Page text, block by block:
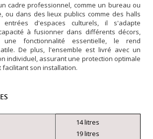
cadre professionnel, comme un bureau ou
ou dans des lieux publics comme des halls
d'espaces culturels, il s'adapte
à fusionner dans différents décors,
fonctionnalité essentielle, le rend
De plus, l'ensemble est livré avec un
individuel, assurant une protection optimale
son installation.
14 litres
19 litres